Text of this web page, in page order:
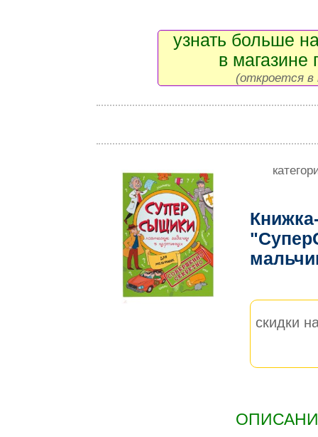
узнать больше
в магазине
(откроется в
скидки